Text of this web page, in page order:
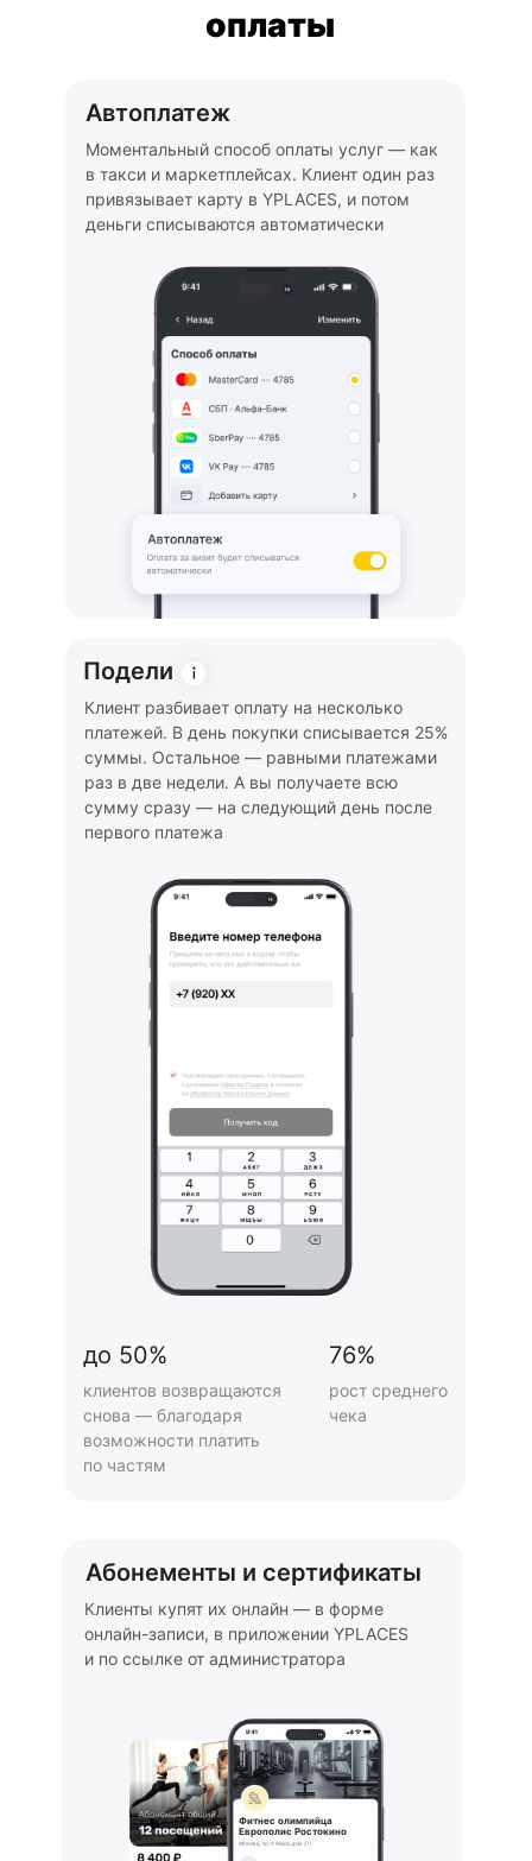
оплаты
Автоплатеж
Моментальный способ оплаты услуг — как
в такси и маркетплейсах. Клиент один раз
привязывает карту в YPLACES, и потом
деньги списываются автоматически
рост среднего
чека
до 50% 76%
клиентов возвращаются
снова — благодаря
возможности платить
по частям
Подели
Клиент разбивает оплату на несколько
платежей. В день покупки списывается 25%
суммы. Остальное — равными платежами
раз в две недели. А вы получаете всю
сумму сразу — на следующий день после
первого платежа
Клиенты купят их онлайн — в форме
онлайн-записи, в приложении YPLACES
и по ссылке от администратора
Абонементы и сертификаты
Европолис Ростокино
Фитнес олимпийца